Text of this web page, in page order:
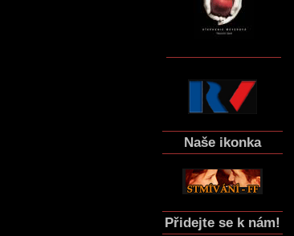
Naše ikonka
Přidejte se k nám!